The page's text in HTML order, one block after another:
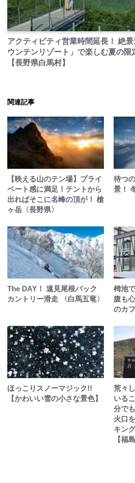
アクティビティ営業時間延長！ 絶
ウンテンリゾート」で楽しむ夏の限
【長野県白馬村】
関連記事
【映える山のテン場】プライ
ベート感に満足！テントから
出ればそこに名峰の頂が！ 槍
ヶ岳〈長野県〉
待つ
景！
The DAY！ 遠見尾根バック
カントリー滑走 〈白馬五竜〉
栂池
腹も
のカ
ほっこりスノーマジック!!
【かわいい雪の小さな景色】
荒々
いる
分で
火口
キン
【福